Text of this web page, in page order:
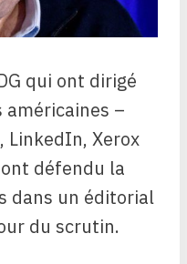
qui ont dirigé
–
LinkedIn, Xerox
défendu la
dans un éditorial
du scrutin.